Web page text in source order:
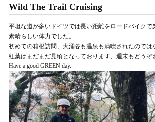
Wild The Trail Cruising
平坦な道が多いドイツでは長い距離をロードバイクで
素晴らしい体力でした。
初めての箱根訪問、大涌谷も温泉も満喫されたのでは
紅葉はまだまだ見頃となっております、週末もどうぞ
Have a good GREEN day.